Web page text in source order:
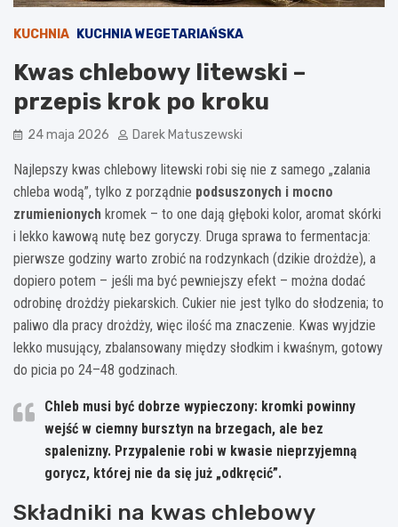
KUCHNIA KUCHNIA WEGETARIAŃSKA
Kwas chlebowy litewski –
przepis krok po kroku
24 maja 2026 Darek Matuszewski
Najlepszy kwas chlebowy litewski robi się nie z samego „zalania
chleba wodą”, tylko z porządnie podsuszonych i mocno
zrumienionych kromek – to one dają głęboki kolor, aromat skórki
i lekko kawową nutę bez goryczy. Druga sprawa to fermentacja:
pierwsze godziny warto zrobić na rodzynkach (dzikie drożdże), a
dopiero potem – jeśli ma być pewniejszy efekt – można dodać
odrobinę drożdży piekarskich. Cukier nie jest tylko do słodzenia; to
paliwo dla pracy drożdży, więc ilość ma znaczenie. Kwas wyjdzie
lekko musujący, zbalansowany między słodkim i kwaśnym, gotowy
do picia po 24–48 godzinach.
Chleb musi być dobrze wypieczony: kromki powinny
wejść w ciemny bursztyn na brzegach, ale bez
spalenizny. Przypalenie robi w kwasie nieprzyjemną
gorycz, której nie da się już „odkręcić”.
Składniki na kwas chlebowy